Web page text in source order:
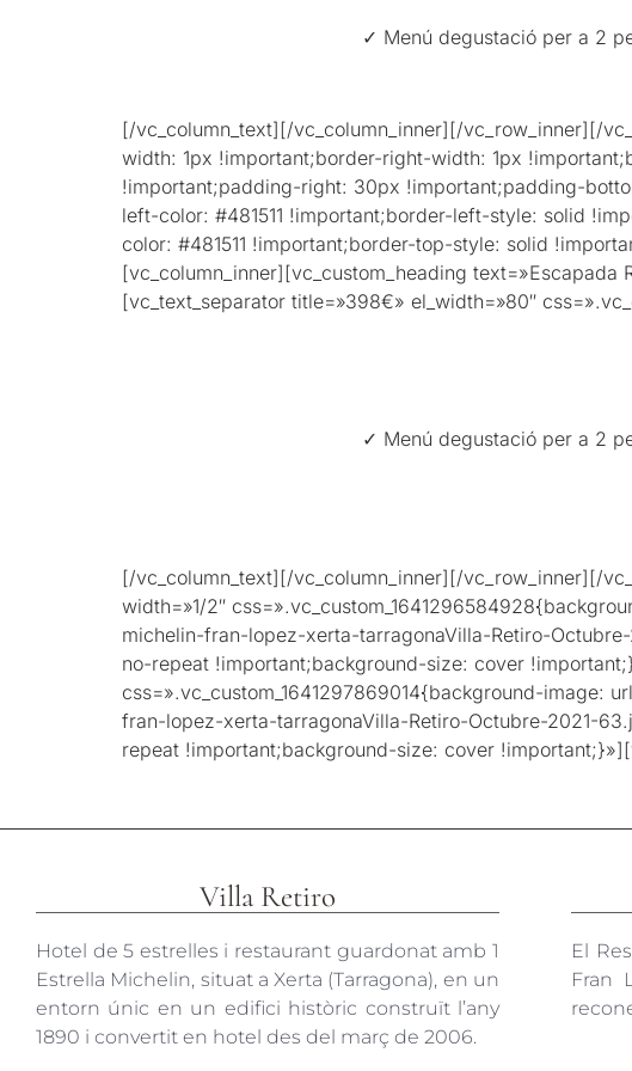
✓ Menú degustació per a 2
[/vc_column_text][/vc_column_inner][/vc_row_inner][/
width: 1px !important;border-right-width: 1px
!important;padding-right: 30px !important;padding-
left-color: #481511 !important;border-left-style: solid
color: #481511 !important;border-top-style: solid
[vc_column_inner][vc_custom_heading
[vc_text_separator title=»398€» el_width=»80″
✓ Menú degustació per a 2
[/vc_column_text][/vc_column_inner][/vc_row_inner][/
width=»1/2″
michelin-fran-lopez-xerta-tarragonaVilla-Retiro-
no-repeat !important;background-size: cover
css=».vc_custom_1641297869014{background-
fran-lopez-xerta-tarragonaVilla-Retiro-Octubre-2021-
repeat !important;background-size: cover
Villa Retiro
Hotel de 5 estrelles i restaurant guardonat amb 1
Estrella Michelin, situat a Xerta (Tarragona), en un
entorn únic en un edifici històric construït l’any
1890 i convertit en hotel des del març de 2006.
El
Fran